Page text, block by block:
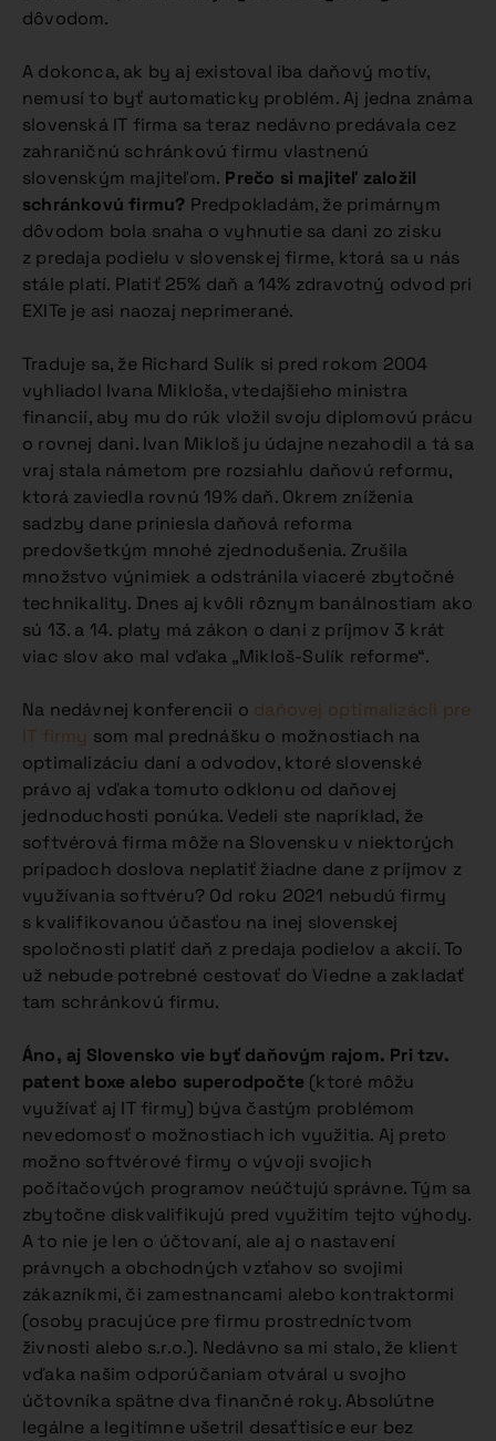
dôvodom.
A dokonca, ak by aj existoval iba daňový motív,
nemusí to byť automaticky problém. Aj jedna známa
slovenská IT firma sa teraz nedávno predávala cez
zahraničnú schránkovú firmu vlastnenú
slovenským majiteľom. Prečo si majiteľ založil
schránkovú firmu? Predpokladám, že primárnym
dôvodom bola snaha o vyhnutie sa dani zo zisku
z predaja podielu v slovenskej firme, ktorá sa u nás
stále platí. Platiť 25% daň a 14% zdravotný odvod pri
EXITe je asi naozaj neprimerané.
Traduje sa, že Richard Sulík si pred rokom 2004
vyhliadol Ivana Mikloša, vtedajšieho ministra
financií, aby mu do rúk vložil svoju diplomovú prácu
o rovnej dani. Ivan Mikloš ju údajne nezahodil a tá sa
vraj stala námetom pre rozsiahlu daňovú reformu,
ktorá zaviedla rovnú 19% daň. Okrem zníženia
sadzby dane priniesla daňová reforma
predovšetkým mnohé zjednodušenia. Zrušila
množstvo výnimiek a odstránila viaceré zbytočné
technikality. Dnes aj kvôli rôznym banálnostiam ako
sú 13. a 14. platy má zákon o dani z príjmov 3 krát
viac slov ako mal vďaka „Mikloš-Sulík reforme“.
Na nedávnej konferencii o daňovej optimalizácii pre
IT firmy som mal prednášku o možnostiach na
optimalizáciu daní a odvodov, ktoré slovenské
právo aj vďaka tomuto odklonu od daňovej
jednoduchosti ponúka. Vedeli ste napríklad, že
softvérová firma môže na Slovensku v niektorých
prípadoch doslova neplatiť žiadne dane z príjmov z
využívania softvéru? Od roku 2021 nebudú firmy
s kvalifikovanou účasťou na inej slovenskej
spoločnosti platiť daň z predaja podielov a akcií. To
už nebude potrebné cestovať do Viedne a zakladať
tam schránkovú firmu.
Áno, aj Slovensko vie byť daňovým rajom. Pri tzv.
patent boxe alebo superodpočte (ktoré môžu
využívať aj IT firmy) býva častým problémom
nevedomosť o možnostiach ich využitia. Aj preto
možno softvérové firmy o vývoji svojich
počítačových programov neúčtujú správne. Tým sa
zbytočne diskvalifikujú pred využitím tejto výhody.
A to nie je len o účtovaní, ale aj o nastavení
právnych a obchodných vzťahov so svojimi
zákazníkmi, či zamestnancami alebo kontraktormi
(osoby pracujúce pre firmu prostredníctvom
živnosti alebo s.r.o.). Nedávno sa mi stalo, že klient
vďaka našim odporúčaniam otváral u svojho
účtovníka spätne dva finančné roky. Absolútne
legálne a legitímne ušetril desaťtisíce eur bez